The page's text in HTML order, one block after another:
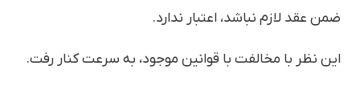
ضمن عقد لازم نباشد، اعتبار ندارد.
این نظر با مخالفت با قوانین موجود، به سرعت کنار رفت.